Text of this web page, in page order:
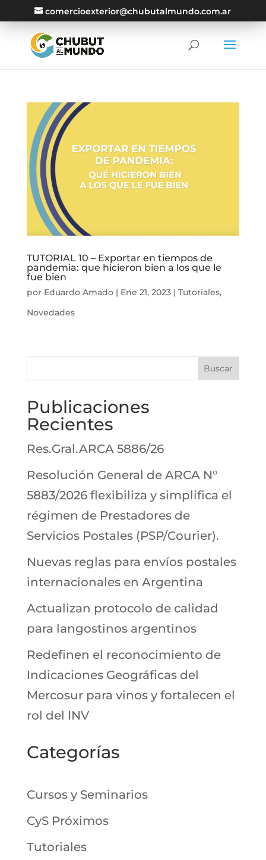
comercioexterior@chubutalmundo.com.ar
TUTORIAL 10 – Exportar en tiempos de
pandemia: que hicieron bien a los que le
fue bien
por Eduardo Amado| Ene 21, 2023| Tutoriales,
Novedades
Buscar
Publicaciones
Recientes
Res.Gral.ARCA 5886/26
Resolución General de ARCA N°
5883/2026 flexibiliza y simplifica el
régimen de Prestadores de
Servicios Postales (PSP/Courier).
Nuevas reglas para envíos postales
internacionales en Argentina
Actualizan protocolo de calidad
para langostinos argentinos
Redefinen el reconocimiento de
Indicaciones Geográficas del
Mercosur para vinos y fortalecen el
rol del INV
Categorías
Cursos y Seminarios
CyS Próximos
Tutoriales